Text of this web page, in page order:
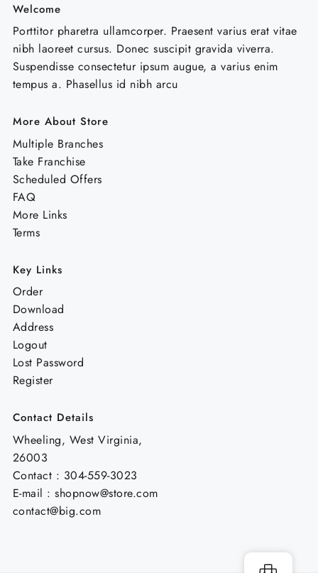
Welcome
Porttitor pharetra ullamcorper. Praesent varius erat vitae
nibh laoreet cursus. Donec suscipit gravida viverra.
Suspendisse consectetur ipsum augue, a varius enim
tempus a. Phasellus id nibh arcu
More About Store
Multiple Branches
Take Franchise
Scheduled Offers
FAQ
More Links
Terms
Key Links
Order
Download
Address
Logout
Lost Password
Register
Contact Details
Wheeling, West Virginia,
26003
Contact : 304-559-3023
E-mail : shopnow@store.com
contact@big.com